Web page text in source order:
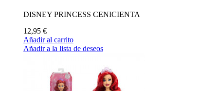
DISNEY PRINCESS CENICIENTA
12,95 €
Añadir al carrito
Añadir a la lista de deseos